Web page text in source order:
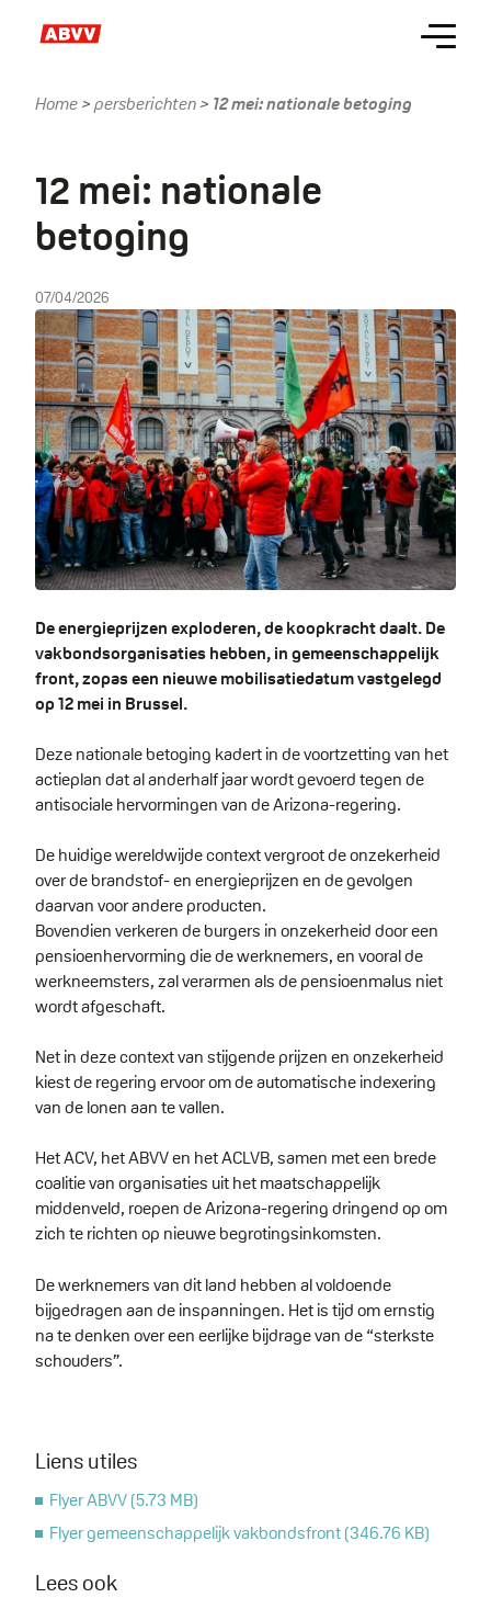
Menu
Home persberichten 12 mei: nationale betoging
12 mei: nationale
betoging
07/04/2026
De energieprijzen exploderen, de koopkracht daalt. De
vakbondsorganisaties hebben, in gemeenschappelijk
front, zopas een nieuwe mobilisatiedatum vastgelegd
op 12 mei in Brussel.
Deze nationale betoging kadert in de voortzetting van het
actieplan dat al anderhalf jaar wordt gevoerd tegen de
antisociale hervormingen van de Arizona-regering.
De huidige wereldwijde context vergroot de onzekerheid
over de brandstof- en energieprijzen en de gevolgen
daarvan voor andere producten.
Bovendien verkeren de burgers in onzekerheid door een
pensioenhervorming die de werknemers, en vooral de
werkneemsters, zal verarmen als de pensioenmalus niet
wordt afgeschaft.
Net in deze context van stijgende prijzen en onzekerheid
kiest de regering ervoor om de automatische indexering
van de lonen aan te vallen.
Het ACV, het ABVV en het ACLVB, samen met een brede
coalitie van organisaties uit het maatschappelijk
middenveld, roepen de Arizona-regering dringend op om
zich te richten op nieuwe begrotingsinkomsten.
De werknemers van dit land hebben al voldoende
bijgedragen aan de inspanningen. Het is tijd om ernstig
na te denken over een eerlijke bijdrage van de “sterkste
schouders”.
Liens utiles
Flyer ABVV(5.73 MB)
Flyer gemeenschappelijk vakbondsfront(346.76 KB)
Lees ook